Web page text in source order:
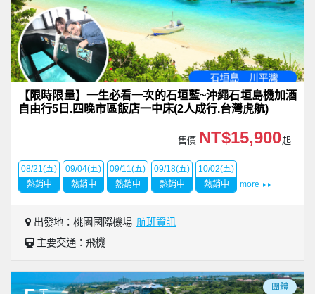
【限時限量】一生必看一次的石垣藍~沖繩石垣島機加酒
自由行5日.四晚市區飯店一中床(2人成行.台灣虎航)
售價 NT$15,900起
08/21(五)
熱銷中
09/04(五)
熱銷中
09/11(五)
熱銷中
09/18(五)
熱銷中
10/02(五)
熱銷中
more
出發地：桃園國際機場 航班資訊
主要交通：飛機
團體